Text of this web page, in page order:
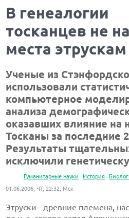
В генеалогии
тосканцев не
места этрускам
Ученые из
использовали
компьютерное
анализа
оказавших влияние на
Тосканы за последние
Результаты
исключили
Гуманитарные науки История
01.06.2006, ЧТ, 22:32, Мск
Этруски - древние племена,